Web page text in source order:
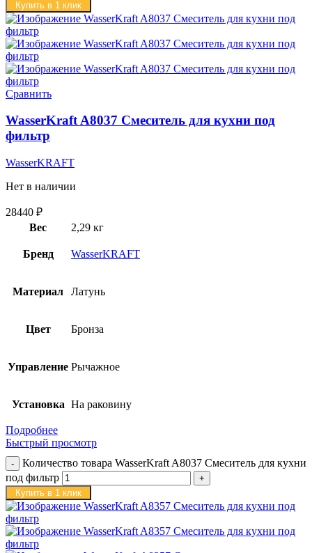
Купить в 1 клик
Сравнить
WasserKraft A8037 Смеситель для кухни под
фильтр
WasserKRAFT
Нет в наличии
28440 ₽
Вес
2,29 кг
Бренд WasserKRAFT
Материал Латунь
Цвет Бронза
Управление Рычажное
Установка На раковину
Подробнее
Быстрый просмотр
Количество товара WasserKraft A8037 Смеситель для кухни
под фильтр
Купить в 1 клик